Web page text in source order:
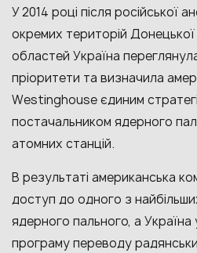
У 2014 році після російської
окремих територій Донецької
областей Україна
пріоритети та визначила
Westinghouse єдиним
постачальником ядерного
атомних станцій.
В результаті американська
доступ до одного з
ядерного пального, а Україна
програму переводу